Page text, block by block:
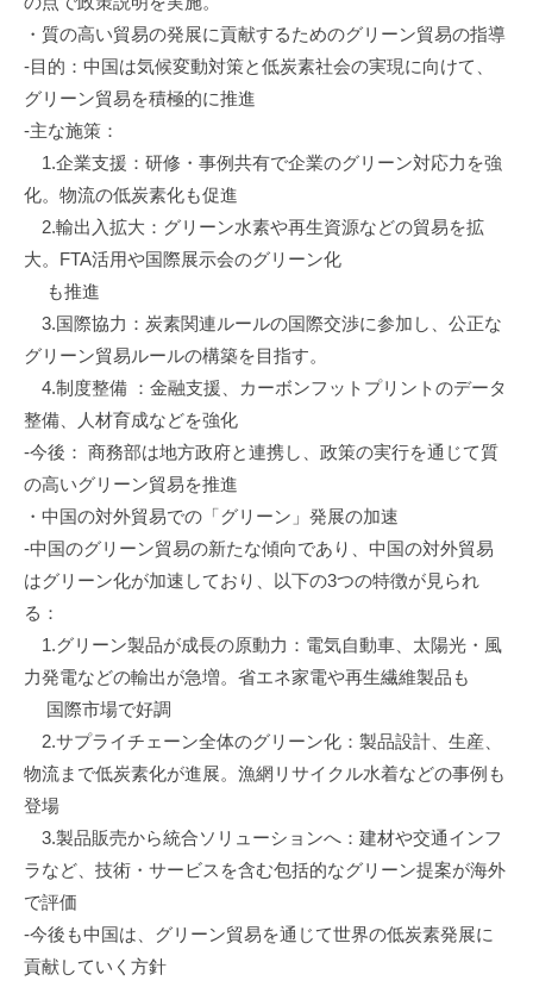
構
(
c
p
o
・質の高い貿易の発展に貢献するためのグリーン貿易の指導
‐目的：中国は気候変動対策と低炭素社会の実現に向けて、
グリーン貿易を積極的に推進
‐主な施策：
1.企業支援：研修・事例共有で企業のグリーン対応力を強
化。物流の低炭素化も促進
2.輸出入拡大：グリーン水素や再生資源などの貿易を拡
大。FTA活用や国際展示会のグリーン化
も推進
3.国際協力：炭素関連ルールの国際交渉に参加し、公正な
グリーン貿易ルールの構築を目指す。
4.制度整備 ：金融支援、カーボンフットプリントのデータ
整備、人材育成などを強化
-今後： 商務部は地方政府と連携し、政策の実行を通じて質
の高いグリーン貿易を推進
・中国の対外貿易での「グリーン」発展の加速
‐中国のグリーン貿易の新たな傾向であり、中国の対外貿易
はグリーン化が加速しており、以下の3つの特徴が見られ
る：
1.グリーン製品が成長の原動力：電気自動車、太陽光・風
力発電などの輸出が急増。省エネ家電や再生繊維製品も
国際市場で好調
2.サプライチェーン全体のグリーン化：製品設計、生産、
物流まで低炭素化が進展。漁網リサイクル水着などの事例も
登場
3.製品販売から統合ソリューションへ：建材や交通インフ
ラなど、技術・サービスを含む包括的なグリーン提案が海外
で評価
‐今後も中国は、グリーン貿易を通じて世界の低炭素発展に
貢献していく方針